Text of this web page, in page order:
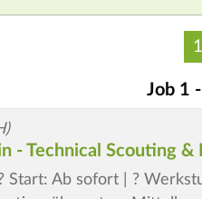
1
Job 1
- Technical Scouting
Start: Ab sofort | ?